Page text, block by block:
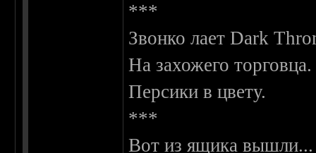
***
Звонко лает Dark
На захожего торговца.
Персики в цвету.
***
Вот из ящика вышли...